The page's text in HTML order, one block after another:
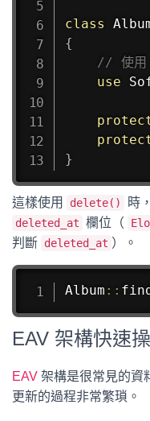
class
{
// 使
use
}
這樣使用 delete() 時，
deleted_at 欄位（
判斷 deleted_at ）。
Album :: find
EAV 架構快速
EAV 架構是很常見的資
更新的過程非常繁瑣。